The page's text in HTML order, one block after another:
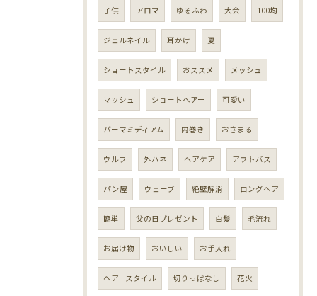
子供 アロマ ゆるふわ 大会 100均
ジェルネイル 耳かけ 夏
ショートスタイル おススメ メッシュ
マッシュ ショートヘアー 可愛い
パーマミディアム 内巻き おさまる
ウルフ 外ハネ ヘアケア アウトバス
パン屋 ウェーブ 絶壁解消 ロングヘア
簡単 父の日プレゼント 白髪 毛流れ
お届け物 おいしい お手入れ
ヘアースタイル 切りっぱなし 花火